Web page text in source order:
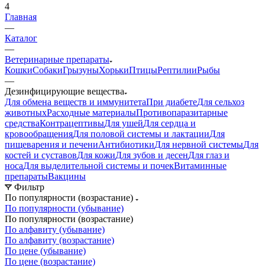
4
Главная
—
Каталог
—
Ветеринарные препараты
КошкиСобакиГрызуныХорькиПтицыРептилииРыбы
—
Дезинфицирующие вещества
Для обмена веществ и иммунитетаПри диабетеДля сельхоз
животныхРасходные материалыПротивопаразитарные
средстваКонтрацептивыДля ушейДля сердца и
кровообращенияДля половой системы и лактацииДля
пищеварения и печениАнтибиотикиДля нервной системыДля
костей и суставовДля кожиДля зубов и десенДля глаз и
носаДля выделительной системы и почекВитаминные
препаратыВакцины
Фильтр
По популярности (возрастание)
По популярности (убывание)
По популярности (возрастание)
По алфавиту (убывание)
По алфавиту (возрастание)
По цене (убывание)
По цене (возрастание)